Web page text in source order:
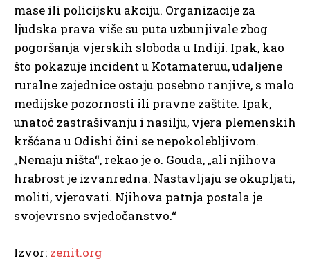
mase ili policijsku akciju. Organizacije za
ljudska prava više su puta uzbunjivale zbog
pogoršanja vjerskih sloboda u Indiji. Ipak, kao
što pokazuje incident u Kotamateruu, udaljene
ruralne zajednice ostaju posebno ranjive, s malo
medijske pozornosti ili pravne zaštite. Ipak,
unatoč zastrašivanju i nasilju, vjera plemenskih
kršćana u Odishi čini se nepokolebljivom.
„Nemaju ništa“, rekao je o. Gouda, „ali njihova
hrabrost je izvanredna. Nastavljaju se okupljati,
moliti, vjerovati. Njihova patnja postala je
svojevrsno svjedočanstvo.“
Izvor: zenit.org